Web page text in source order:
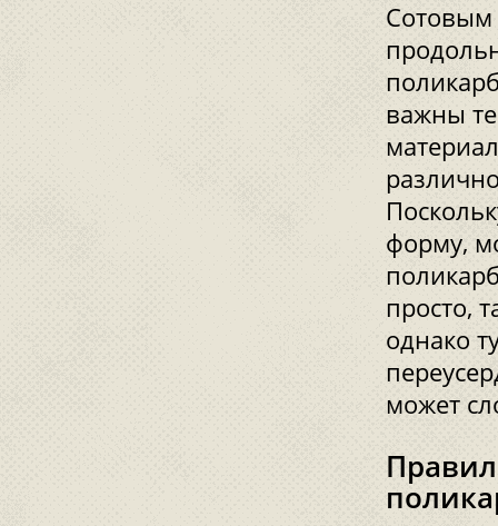
Сотовым
важны
форму,
просто,
однако
может